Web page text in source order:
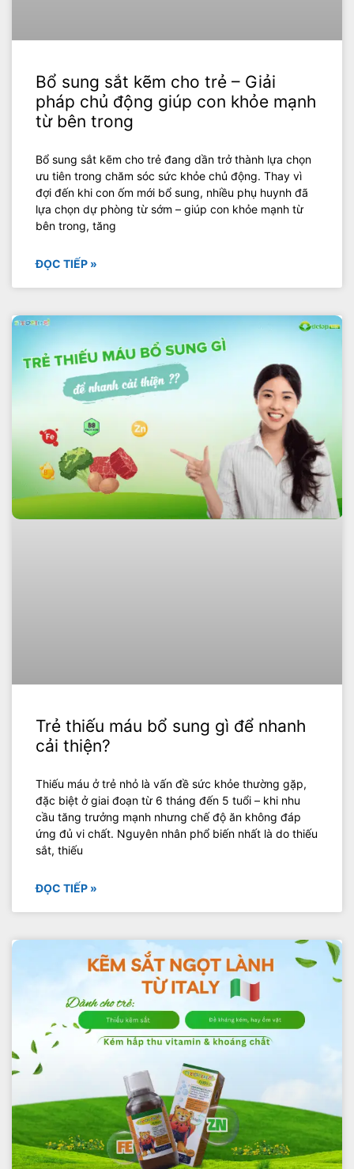
Bổ sung sắt kẽm cho trẻ – Giải
pháp chủ động giúp con khỏe mạnh
từ bên trong
Bổ sung sắt kẽm cho trẻ đang dần trở thành lựa chọn
ưu tiên trong chăm sóc sức khỏe chủ động. Thay vì
đợi đến khi con ốm mới bổ sung, nhiều phụ huynh đã
lựa chọn dự phòng từ sớm – giúp con khỏe mạnh từ
bên trong, tăng
ĐỌC TIẾP »
Trẻ thiếu máu bổ sung gì để nhanh
cải thiện?
Thiếu máu ở trẻ nhỏ là vấn đề sức khỏe thường gặp,
đặc biệt ở giai đoạn từ 6 tháng đến 5 tuổi – khi nhu
cầu tăng trưởng mạnh nhưng chế độ ăn không đáp
ứng đủ vi chất. Nguyên nhân phổ biến nhất là do thiếu
sắt, thiếu
ĐỌC TIẾP »